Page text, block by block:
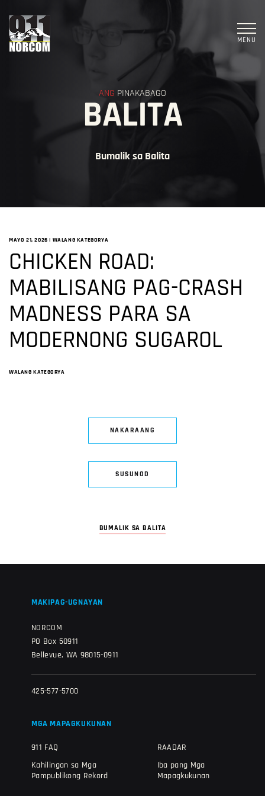
MENU
ANG PINAKABAGO
BALITA
Bumalik sa Balita
MAYO 21, 2026 | WALANG KATEGORYA
CHICKEN ROAD:
MABILISANG PAG-CRASH
MADNESS PARA SA
MODERNONG SUGAROL
WALANG KATEGORYA
NAKARAANG
SUSUNOD
BUMALIK SA BALITA
MAKIPAG-UGNAYAN
NORCOM
PO Box 50911
Bellevue, WA 98015-0911
425-577-5700
MGA MAPAGKUKUNAN
911 FAQ
Kahilingan sa Mga
Pampublikong Rekord
RAADAR
Iba pang Mga
Mapagkukunan